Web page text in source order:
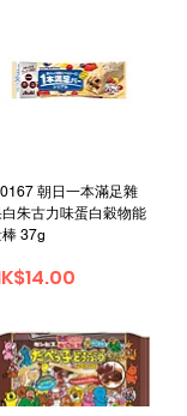
朝日一本滿足雜
朱古力味蛋白穀物能
37g